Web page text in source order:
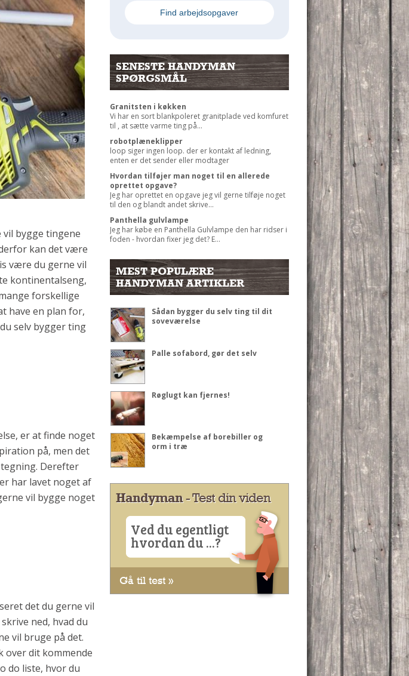
vil bygge tingene
kan det være
være du gerne vil
kontinentalseng,
forskellige
have en plan for,
selv bygger ting
er at finde noget
på, men det
Derefter
har lavet noget af
vil bygge noget
det du gerne vil
ned, hvad du
vil bruge på det.
over dit kommende
do liste, hvor du
Find arbejdsopgaver
SENESTE HANDYMAN
SPØRGSMÅL
Granitsten i køkken
Vi har en sort blankpoleret granitplade ved komfuret
til , at sætte varme ting på...
robotplæneklipper
loop siger ingen loop. der er kontakt af ledning,
enten er det sender eller modtager
Hvordan tilføjer man noget til en allerede
oprettet opgave?
Jeg har oprettet en opgave jeg vil gerne tilføje noget
til den og blandt andet skrive...
Panthella gulvlampe
Jeg har købe en Panthella Gulvlampe den har ridser i
foden - hvordan fixer jeg det? E...
MEST POPULÆRE
HANDYMAN ARTIKLER
Sådan bygger du selv ting til dit
soveværelse
Palle sofabord, gør det selv
Røglugt kan fjernes!
Bekæmpelse af borebiller og
orm i træ
Handyman- Test din viden
Ved du egentligt
hvordan du ...?
Gå til test »